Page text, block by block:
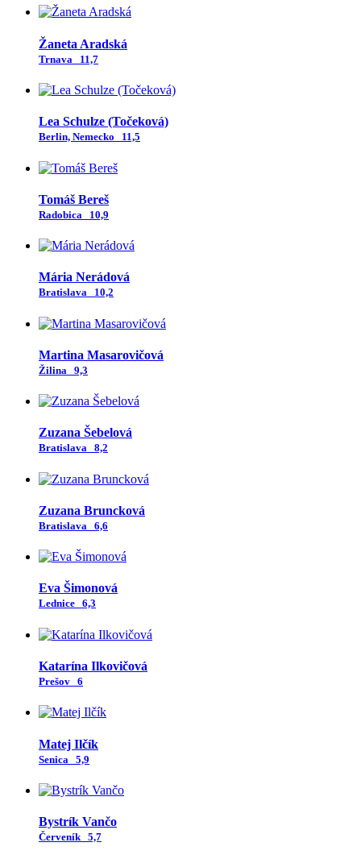
Žaneta Aradská
Trnava 11,7
Lea Schulze (Točeková)
Berlin, Nemecko 11,5
Tomáš Bereš
Radobica 10,9
Mária Nerádová
Bratislava 10,2
Martina Masarovičová
Žilina 9,3
Zuzana Šebelová
Bratislava 8,2
Zuzana Bruncková
Bratislava 6,6
Eva Šimonová
Lednice 6,3
Katarína Ilkovičová
Prešov 6
Matej Ilčík
Senica 5,9
Bystrík Vančo
Červeník 5,7